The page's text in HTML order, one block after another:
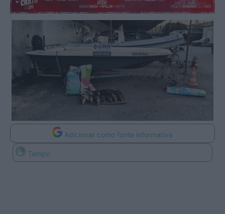
Adicionar como fonte informativa
Tempo